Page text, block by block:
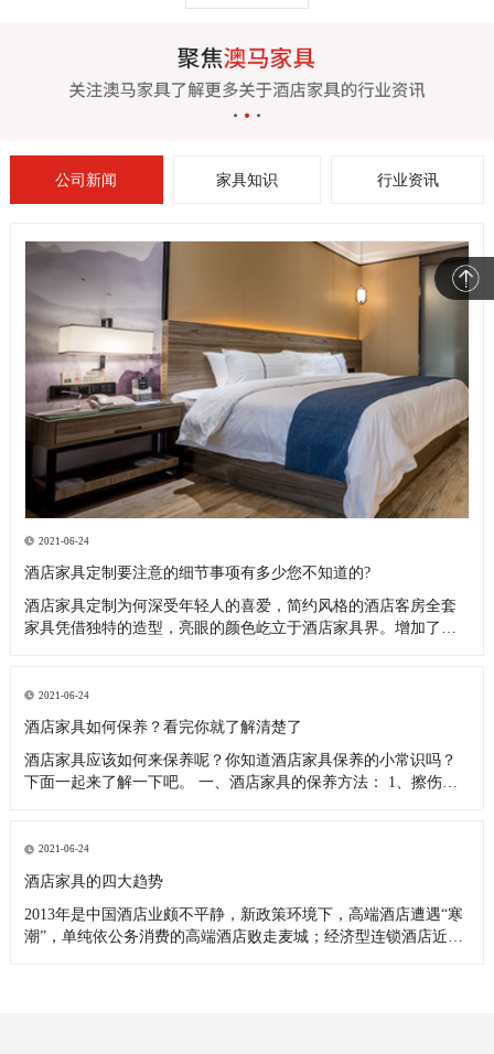
公司新闻 家具知识 行业资讯
2021-06-24
酒店家具定制要注意的细节事项有多少您不知道的?
酒店家具定制为何深受年轻人的喜爱，简约风格的酒店客房全套
家具凭借独特的造型，亮眼的颜色屹立于酒店家具界。增加了很
打着定制招牌的厂家越来越多。定制酒店客房家具最主要的特点
就是根据酒店的主体
2021-06-24
酒店家具如何保养？看完你就了解清楚了
酒店家具应该如何来保养呢？你知道酒店家具保养的小常识吗？
下面一起来了解一下吧。 一、酒店家具的保养方法： 1、擦伤：
后用透明的指甲油涂上一层。 2、烧痕：烟火或末熄灭的火柴在酒
店家具漆面
2021-06-24
酒店家具的四大趋势
2013年是中国酒店业颇不平静，新政策环境下，高端酒店遭遇“寒
潮”，单纯依公务消费的高端酒店败走麦城；经济型连锁酒店近饱